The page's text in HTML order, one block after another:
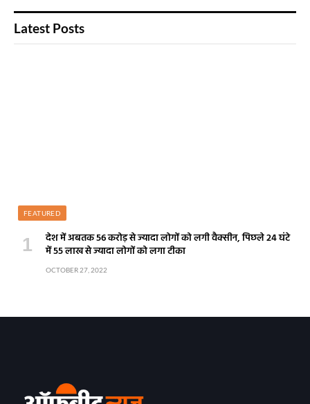
Latest Posts
FEATURED
देश में अबतक 56 करोड़ से ज्यादा लोगों को लगी वैक्सीन, पिछले 24 घंटे
में 55 लाख से ज्यादा लोगों को लगा टीका
OCTOBER 27, 2022